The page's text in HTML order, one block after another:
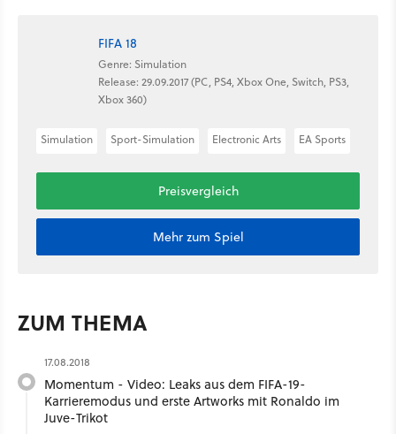
FIFA 18
Genre: Simulation
Release: 29.09.2017 (PC, PS4, Xbox One, Switch, PS3,
Xbox 360)
Simulation Sport-Simulation Electronic Arts EA Sports
Preisvergleich
Mehr zum Spiel
ZUM THEMA
17.08.2018
Momentum - Video: Leaks aus dem FIFA-19-
Karrieremodus und erste Artworks mit Ronaldo im
Juve-Trikot